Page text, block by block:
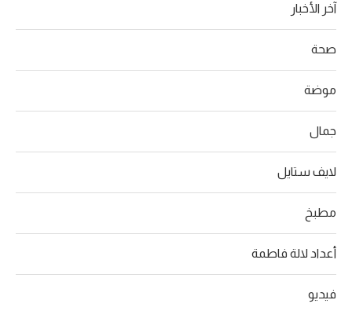
آخر الأخبار
صحة
موضة
جمال
لايف ستايل
مطبخ
أعداد لالة فاطمة
فيديو